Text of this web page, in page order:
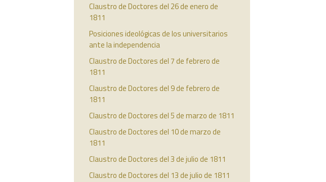
Claustro de Doctores del 26 de enero de
1811
Posiciones ideológicas de los universitarios
ante la independencia
Claustro de Doctores del 7 de febrero de
1811
Claustro de Doctores del 9 de febrero de
1811
Claustro de Doctores del 5 de marzo de 1811
Claustro de Doctores del 10 de marzo de
1811
Claustro de Doctores del 3 de julio de 1811
Claustro de Doctores del 13 de julio de 1811